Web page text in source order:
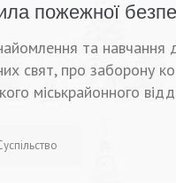
пожежної
та навчання
свят, про заборону
міськрайонного